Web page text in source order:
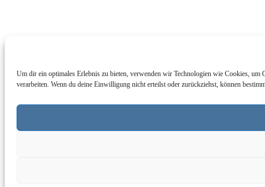
Um dir ein optimales Erlebnis zu bieten, verwenden wir Technologien wie Cookies, um
verarbeiten. Wenn du deine Einwilligung nicht erteilst oder zurückziehst, können